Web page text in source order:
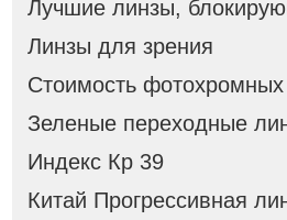
Лучшие линзы,
Линзы для зрения
Стоимость фотохромных
Зеленые переходные
Индекс Кр 39
Китай Прогрессивная